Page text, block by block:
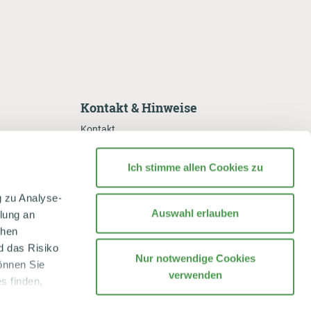
zu Analyse-
an
das Risiko
Sie
finden,
Ich stimme allen Cookies zu
Auswahl erlauben
Nur notwendige Cookies
verwenden
unsere
Kontakt & Hinweise
Kontakt
Reklamation
Datenschutzerklärung
Datenschutzhinweise
Cookie-Einstellungen
Compliance und Geschäftsbedingungen